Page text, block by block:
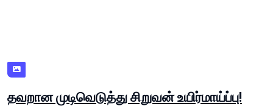
தவறான முடிவெடுத்து சிறுவன் உயிர்மாய்ப்பு!